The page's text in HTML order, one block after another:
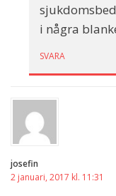
i några
SVARA
josefin
2 januari, 2017 kl. 11:31